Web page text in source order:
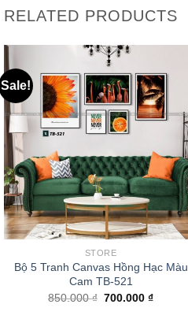
RELATED PRODUCTS
Sale!
STORE
Bộ 5 Tranh Canvas Hồng Hạc Màu
Cam TB-521
850.000₫ 700.000₫